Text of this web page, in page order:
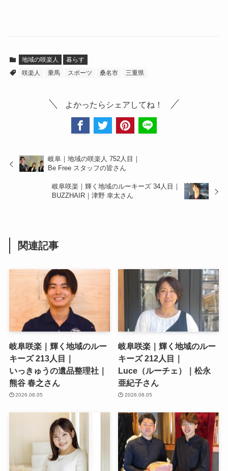
地域の咲楽人
暮らす
咲楽人
乗馬 スポーツ 桑名市 三重県
よかったらシェアしてね！
岐阜｜地域の咲楽人 752人目｜
Be Free スタッフの皆さん
岐阜咲楽｜輝く地域のルーキーズ 34人目｜
BUZZHAIR｜津野 幸太さん
関連記事
岐阜咲楽｜輝く地域のルー
キーズ 213人目｜
いっきゅうの遺品整理社｜
熊谷 春之さん
2026.08.05
岐阜咲楽｜輝く地域のルー
キーズ 212人目｜
Luce（ルーチェ）｜松永
亜紀子さん
2026.08.05